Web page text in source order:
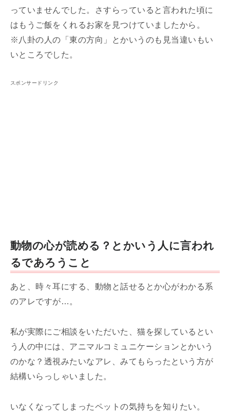
っていませんでした。さすらっていると言われた頃に
はもうご飯をくれるお家を見つけていましたから。
※八卦の人の「東の方向」とかいうのも見当違いもい
いところでした。
スポンサードリンク
動物の心が読める？とかいう人に言われ
るであろうこと
あと、時々耳にする、動物と話せるとか心がわかる系
のアレですが…。
私が実際にご相談をいただいた、猫を探しているとい
う人の中には、アニマルコミュニケーションとかいう
のかな？透視みたいなアレ、みてもらったという方が
結構いらっしゃいました。
いなくなってしまったペットの気持ちを知りたい。